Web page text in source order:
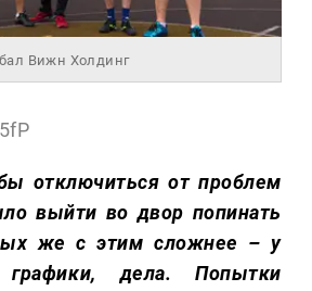
Вижн Холдинг
отключиться от проблем
выйти во двор попинать
же с этим сложнее – у
дела. Попытки